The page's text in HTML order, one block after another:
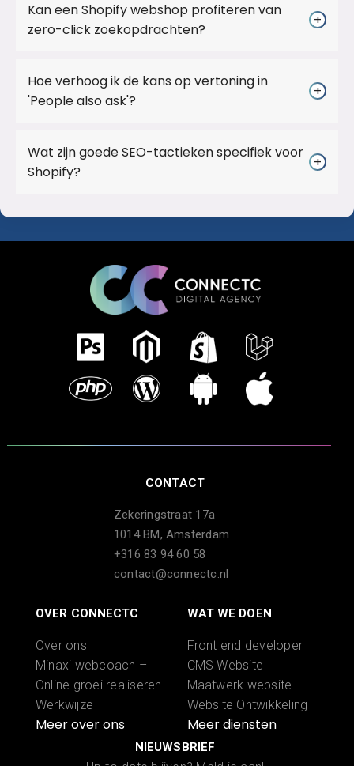
Kan een Shopify webshop profiteren van
zero-click zoekopdrachten?
+
Hoe verhoog ik de kans op vertoning in
'People also ask'?
+
Wat zijn goede SEO-tactieken specifiek voor
Shopify?
+
CONTACT
Zekeringstraat 17a
1014 BM, Amsterdam
+316 83 94 60 58
contact@connectc.nl
OVER CONNECTC
Over ons
Minaxi webcoach –
Online groei realiseren
Werkwijze
Portfolio
WAT WE DOEN
Front end developer
CMS Website
Maatwerk website
Website Ontwikkeling
WooCommerce
webshop laten maken
NIEUWSBRIEF